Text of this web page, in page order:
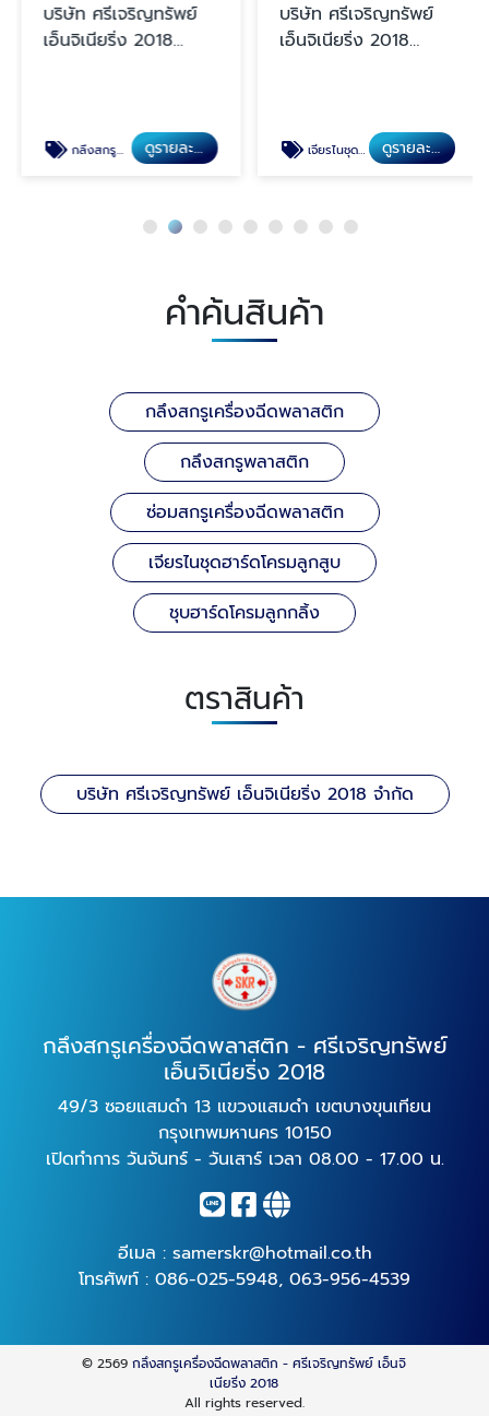
บริษัท ศรีเจริญทรัพย์
เอ็นจิเนียริ่ง 2018
กลึงสกรูพลาสติก ดูรายละเอียด
บริษัท ศรีเจริญทรัพย์
เอ็นจิเนียริ่ง 2018
เจียรไนชุดฮาร์ดโครมลูกสูบ ดูรายละเอียด
คำค้นสินค้า
กลึงสกรูเครื่องฉีดพลาสติก
กลึงสกรูพลาสติก
ซ่อมสกรูเครื่องฉีดพลาสติก
เจียรไนชุดฮาร์ดโครมลูกสูบ
ชุบฮาร์ดโครมลูกกลิ้ง
ตราสินค้า
บริษัท ศรีเจริญทรัพย์ เอ็นจิเนียริ่ง 2018 จำกัด
กลึงสกรูเครื่องฉีดพลาสติก - ศรีเจริญทรัพย์
เอ็นจิเนียริ่ง 2018
49/3 ซอยแสมดำ 13 แขวงแสมดำ เขตบางขุนเทียน
กรุงเทพมหานคร 10150
เปิดทำการ วันจันทร์ - วันเสาร์ เวลา 08.00 - 17.00 น.
อีเมล : samerskr@hotmail.co.th
โทรศัพท์ : 086-025-5948, 063-956-4539
© 2569กลึงสกรูเครื่องฉีดพลาสติก - ศรีเจริญทรัพย์ เอ็นจิ
เนียริ่ง 2018
All rights reserved.